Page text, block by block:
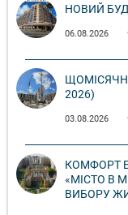
НОВИЙ
06.08.2026
2026)
03.08.2026
КОМФОРТ
«МІСТО В
ВИБОРУ